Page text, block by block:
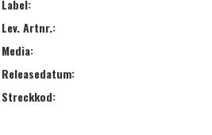
Label:
Lev. Artnr.:
Media:
Releasedatum:
Streckkod: